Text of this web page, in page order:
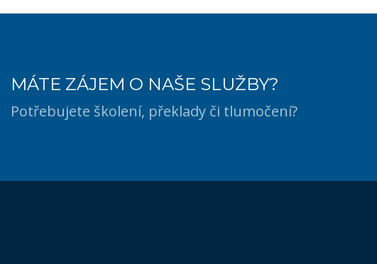
MÁTE ZÁJEM O NAŠE SLUŽBY?
Potřebujete školení, překlady či tlumočení?